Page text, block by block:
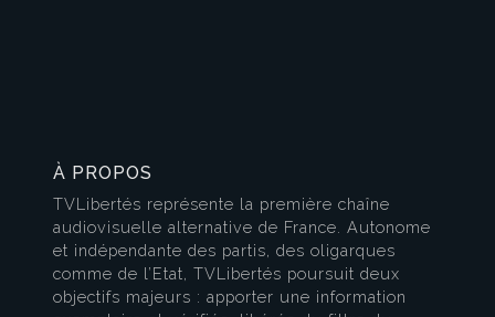
À PROPOS
TVLibertés représente la première chaîne
audiovisuelle alternative de France. Autonome
et indépendante des partis, des oligarques
comme de l’Etat, TVLibertés poursuit deux
objectifs majeurs : apporter une information